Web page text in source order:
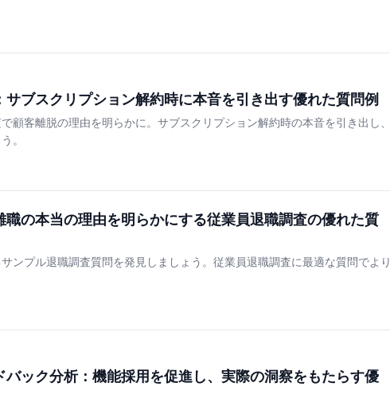
ブスクリプション解約時に本音を引き出す優れた質問例
顧客離脱の理由を明らかに。サブスクリプション解約時の本音を引き出し、
。
の本当の理由を明らかにする従業員退職調査の優れた質
ンプル退職調査質問を発見しましょう。従業員退職調査に最適な質問でより
ック分析：機能採用を促進し、実際の洞察をもたらす優